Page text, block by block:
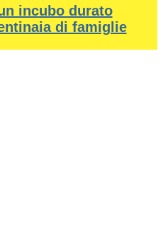
incubo durato
di famiglie